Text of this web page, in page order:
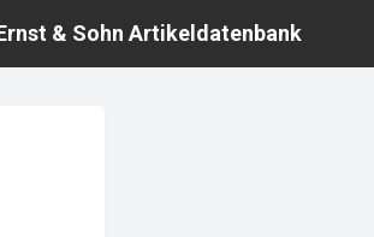
& Sohn Artikeldatenbank